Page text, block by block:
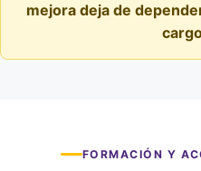
mejora deja de
FORMACIÓN Y